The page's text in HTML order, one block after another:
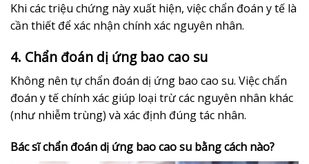
Khi các triệu chứng này xuất hiện, việc chẩn đoán y tế là
cần thiết để xác nhận chính xác nguyên nhân.
4. Chẩn đoán dị ứng bao cao su
Không nên tự chẩn đoán dị ứng bao cao su. Việc chẩn
đoán y tế chính xác giúp loại trừ các nguyên nhân khác
(như nhiễm trùng) và xác định đúng tác nhân.
Bác sĩ chẩn đoán dị ứng bao cao su bằng cách nào?